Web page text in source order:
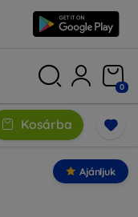
0
Kosárba
Ajánljuk